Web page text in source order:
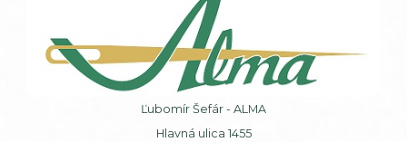
Ľubomír Šefár - ALMA
Hlavná ulica 1455